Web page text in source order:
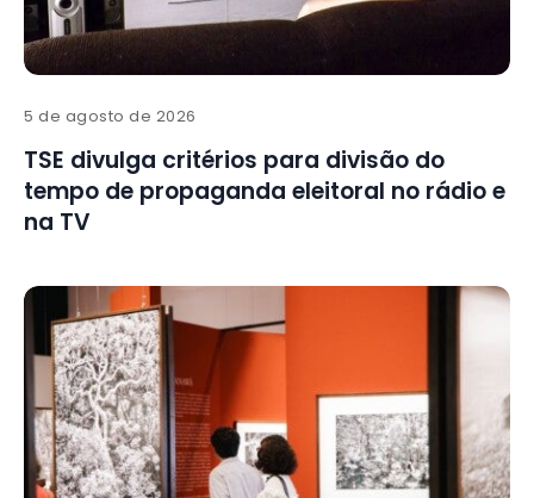
5 de agosto de 2026
TSE divulga critérios para divisão do
tempo de propaganda eleitoral no rádio e
na TV